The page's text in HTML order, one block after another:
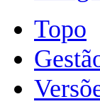
Topo